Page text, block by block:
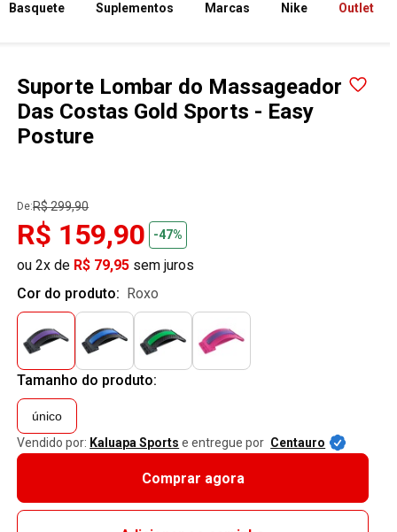
Basquete Suplementos Marcas Nike Outlet
Suporte Lombar do Massageador
Das Costas Gold Sports - Easy
Posture
De:R$ 299,90
R$ 159,90 -47%
ou 2x de R$ 79,95 sem juros
Cor do produto:
roxo
Tamanho do produto:
único
Vendido por: Kaluapa Sports e entregue por Centauro
Comprar agora